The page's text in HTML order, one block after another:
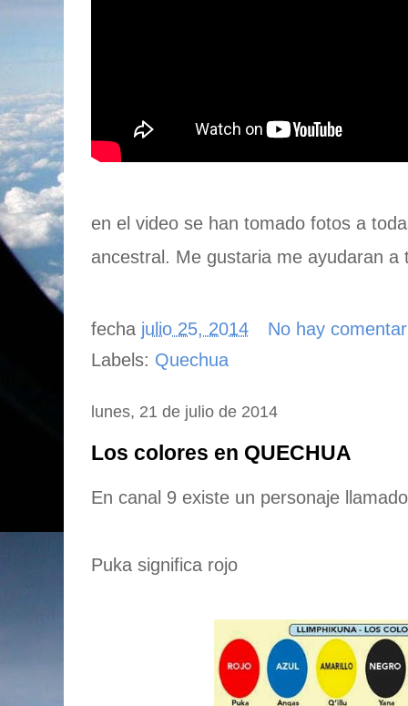
en el video se han tomado fotos a
ancestral. Me gustaria me ayudaran a
fecha julio 25, 2014
No hay
Labels: Quechua
lunes, 21 de julio de 2014
Los colores en QUECHUA
En canal 9 existe un personaje
Puka significa rojo